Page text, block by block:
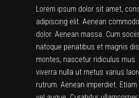
Lorem ipsum dolor sit amet,
adipiscing elit. Aenean
dolor. Aenean massa. Cum
natoque penatibus et magnis
montes, nascetur ridiculus mus.
viverra nulla ut metus varius
rutrum. Aenean imperdiet.